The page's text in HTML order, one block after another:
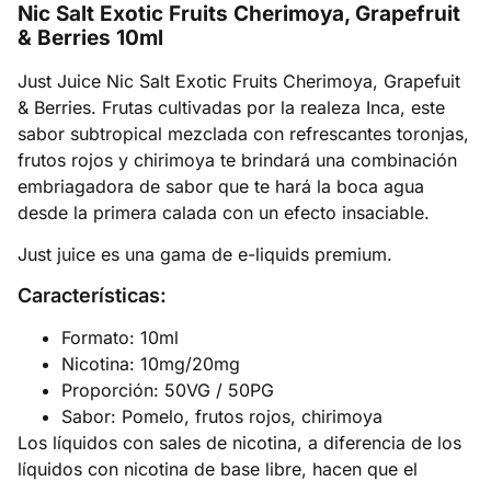
Nic Salt Exotic Fruits Cherimoya, Grapefruit
& Berries 10ml
Just Juice Nic Salt Exotic Fruits Cherimoya, Grapefuit
& Berries. Frutas cultivadas por la realeza Inca, este
sabor subtropical mezclada con refrescantes toronjas,
frutos rojos y chirimoya te brindará una combinación
embriagadora de sabor que te hará la boca agua
desde la primera calada con un efecto insaciable.
Just juice es una gama de e-liquids premium.
Características:
Formato: 10ml
Nicotina: 10mg/20mg
Proporción: 50VG / 50PG
Sabor: Pomelo, frutos rojos, chirimoya
Los líquidos con sales de nicotina, a diferencia de los
líquidos con nicotina de base libre, hacen que el